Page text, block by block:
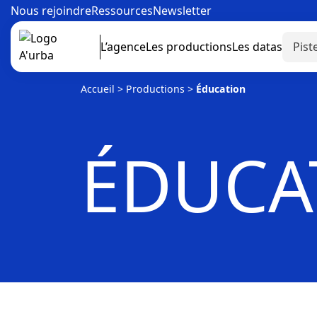
Nous rejoindreRessourcesNewsletter
L’agenceLes productionsLes datas
Accueil > Productions > Éducation